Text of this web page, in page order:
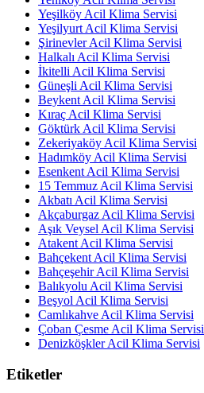
Yeşilköy Acil Klima Servisi
Yeşilyurt Acil Klima Servisi
Şirinevler Acil Klima Servisi
Halkalı Acil Klima Servisi
İkitelli Acil Klima Servisi
Güneşli Acil Klima Servisi
Beykent Acil Klima Servisi
Kıraç Acil Klima Servisi
Göktürk Acil Klima Servisi
Zekeriyaköy Acil Klima Servisi
Hadımköy Acil Klima Servisi
Esenkent Acil Klima Servisi
15 Temmuz Acil Klima Servisi
Akbatı Acil Klima Servisi
Akçaburgaz Acil Klima Servisi
Aşık Veysel Acil Klima Servisi
Atakent Acil Klima Servisi
Bahçekent Acil Klima Servisi
Bahçeşehir Acil Klima Servisi
Balıkyolu Acil Klima Servisi
Beşyol Acil Klima Servisi
Camlıkahve Acil Klima Servisi
Çoban Çesme Acil Klima Servisi
Denizköşkler Acil Klima Servisi
Etiketler